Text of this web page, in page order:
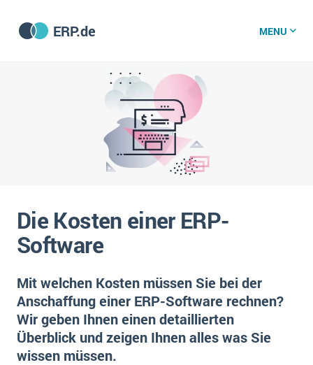
ERP.de
Die 15 Schritte einer ERP‑Einführung
ERP-Software nach Branche
Plattform
Funktionalitäten
Kosten
Suche
Vergleich
ERP vergleichen
ERP-Software nach Branchen
Ämter
Bau
Bildungseinrichtungen
E-commerce
Einzelhandel
ERP Wissenszentrum
Vorgestellt
Was ist ERP?
ERP-Experten
Offene Stellen bei ERP-Lieferanten
Über uns
MENU
Die Kosten einer ERP-
Software
Mit welchen Kosten müssen Sie bei der
Anschaffung einer ERP-Software rechnen?
Wir geben Ihnen einen detaillierten
Überblick und zeigen Ihnen alles was Sie
wissen müssen.